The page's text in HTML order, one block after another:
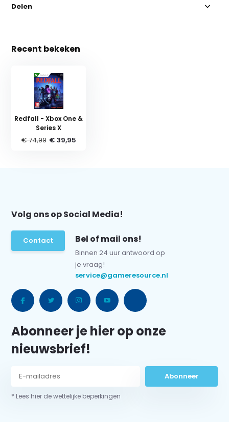
Delen
Recent bekeken
Redfall - Xbox One &
Series X
€ 74,99 € 39,95
Volg ons op Social Media!
Contact Bel of mail ons!
Binnen 24 uur antwoord op
je vraag!
service@gameresource.nl
Abonneer je hier op onze
nieuwsbrief!
Abonneer
* Lees hier de wettelijke beperkingen